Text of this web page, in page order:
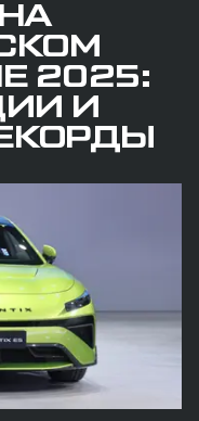
НА
2025:
И